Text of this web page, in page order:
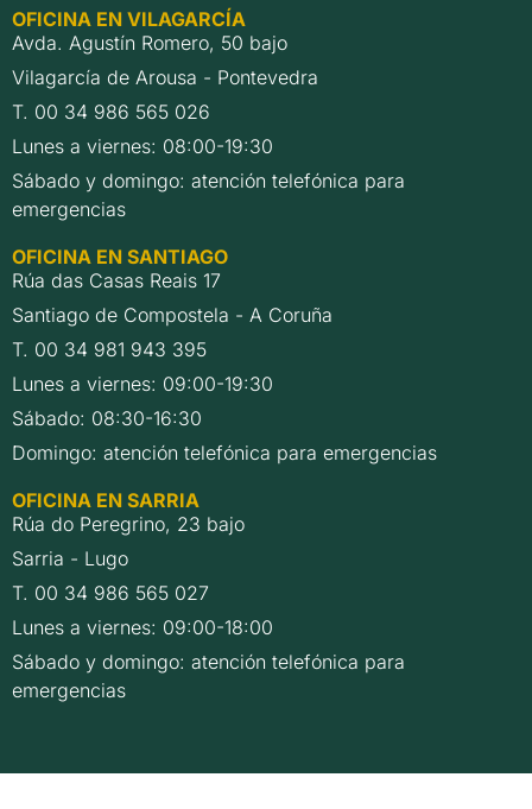
OFICINA EN VILAGARCÍA
Avda. Agustín Romero, 50 bajo
Vilagarcía de Arousa - Pontevedra
T. 00 34 986 565 026
Lunes a viernes: 08:00-19:30
Sábado y domingo: atención telefónica para
emergencias
OFICINA EN SANTIAGO
Rúa das Casas Reais 17
Santiago de Compostela - A Coruña
T. 00 34 981 943 395
Lunes a viernes: 09:00-19:30
Sábado: 08:30-16:30
Domingo: atención telefónica para emergencias
OFICINA EN SARRIA
Rúa do Peregrino, 23 bajo
Sarria - Lugo
T. 00 34 986 565 027
Lunes a viernes: 09:00-18:00
Sábado y domingo: atención telefónica para
emergencias